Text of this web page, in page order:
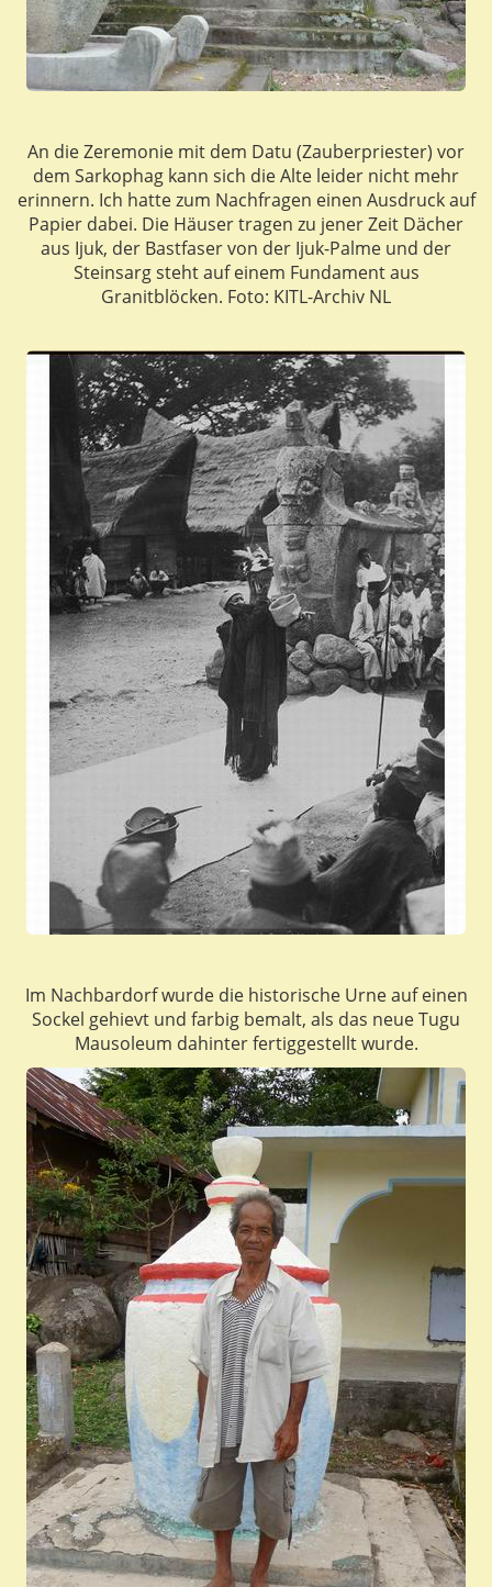
An die Zeremonie mit dem Datu (Zauberpriester) vor
dem Sarkophag kann sich die Alte leider nicht mehr
erinnern. Ich hatte zum Nachfragen einen Ausdruck auf
Papier dabei. Die Häuser tragen zu jener Zeit Dächer
aus Ijuk, der Bastfaser von der Ijuk-Palme und der
Steinsarg steht auf einem Fundament aus
Granitblöcken. Foto: KITL-Archiv NL
Im Nachbardorf wurde die historische Urne auf einen
Sockel gehievt und farbig bemalt, als das neue Tugu
Mausoleum dahinter fertiggestellt wurde.